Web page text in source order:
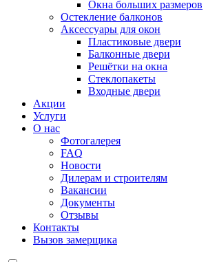
Окна больших размеров
Остекление балконов
Аксессуары для окон
Пластиковые двери
Балконные двери
Решётки на окна
Стеклопакеты
Входные двери
Акции
Услуги
О нас
Фотогалерея
FAQ
Новости
Дилерам и строителям
Вакансии
Документы
Отзывы
Контакты
Вызов замерщика